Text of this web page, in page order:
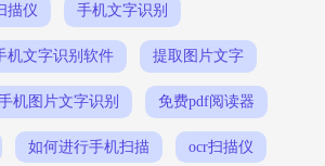
描仪 手机文字识别
机文字识别软件 提取图片文字
机图片文字识别 免费pdf阅读器
如何进行手机扫描 ocr扫描仪